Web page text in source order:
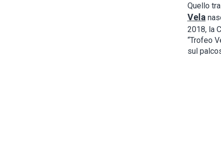
Quello
Vela
2018, la
“Trofeo
sul